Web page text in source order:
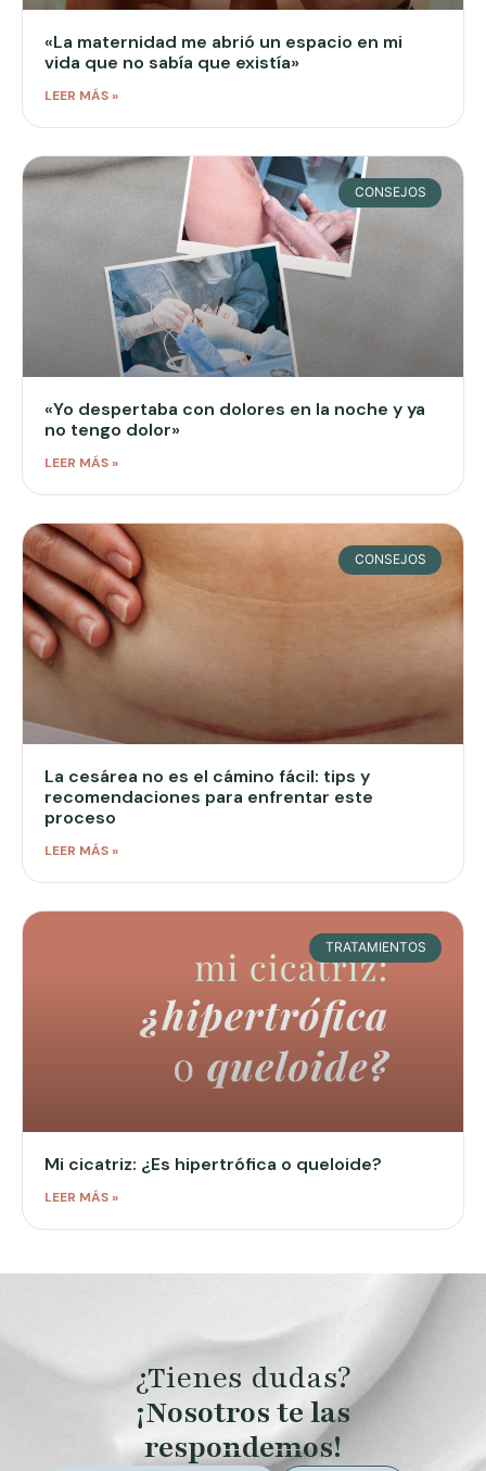
«La maternidad me abrió un espacio en mi
vida que no sabía que existía»
LEER MÁS »
CONSEJOS
«Yo despertaba con dolores en la noche y ya
no tengo dolor»
LEER MÁS »
CONSEJOS
La cesárea no es el cámino fácil: tips y
recomendaciones para enfrentar este
proceso
LEER MÁS »
TRATAMIENTOS
Mi cicatriz: ¿Es hipertrófica o queloide?
LEER MÁS »
¿Tienes dudas?
¡Nosotros te las
respondemos!